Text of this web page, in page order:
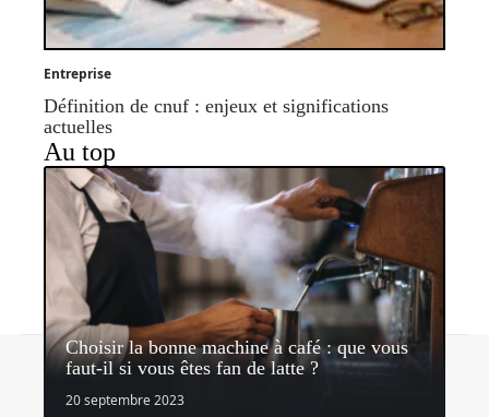
Entreprise
Définition de cnuf : enjeux et significations
actuelles
Au top
Choisir la bonne machine à café : que vous
faut-il si vous êtes fan de latte ?
20 septembre 2023© 2026 | lemediateaseur.fr
Contact Mentions légales Sitemap